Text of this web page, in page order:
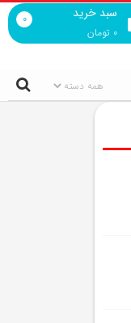
سبد خرید
0 تومان
0